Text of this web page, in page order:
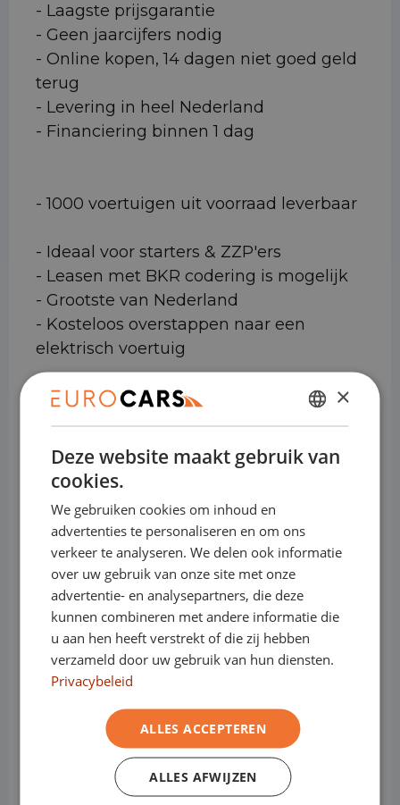
- Laagste prijsgarantie
- Geen jaarcijfers nodig
- Online kopen, 14 dagen niet goed geld
terug
- Levering in heel Nederland
- Financiering binnen 1 dag
- 1000 voertuigen uit voorraad leverbaar
- Ideaal voor starters & ZZP'ers
- Leasen met BKR codering is mogelijk
- Grootste van Nederland
- Kosteloos overstappen naar een
elektrisch voertuig
Bedrijfswagens:
Sluit nu je financial lease bij Eurocars af,
en bepaal zelf wanneer je zonder boete
overstapt naar een elektrische
bedrijfswagen.
Sluit je contract af wanneer het jou
schikt.
Of dat nu na 12, 25 of 41 maanden is... het
maakt ons niets uit.
Bij Eurocars krijg je geen last van
Milieuzones.
DUTCH
ENGLISH
×
Deze website maakt gebruik van
cookies.
We gebruiken cookies om inhoud en
advertenties te personaliseren en om ons
verkeer te analyseren. We delen ook informatie
over uw gebruik van onze site met onze
advertentie- en analysepartners, die deze
kunnen combineren met andere informatie die
u aan hen heeft verstrekt of die zij hebben
verzameld door uw gebruik van hun diensten.
Privacybeleid
ALLES ACCEPTEREN
ALLES AFWIJZEN